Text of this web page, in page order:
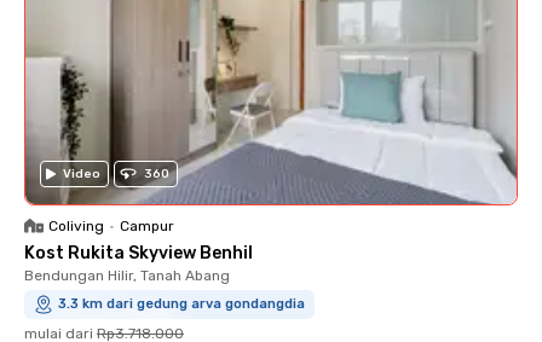
Video 360
Coliving • Campur
Kost Rukita Skyview Benhil
Bendungan Hilir, Tanah Abang
3.3 km dari gedung arva gondangdia
mulai dari Rp3.718.000